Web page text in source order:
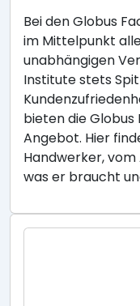
Bei den Globus
im Mittelpunkt
unabhängigen
Institute stets
bieten die
Angebot. Hier
Handwerker, vom
was er braucht